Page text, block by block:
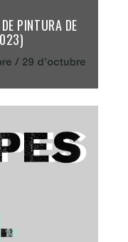
PINTURA DE